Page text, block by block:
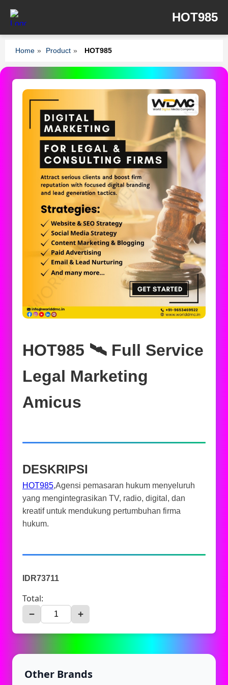
HOT985
Home » Product » HOT985
HOT985 🛰️‍ Full Service
Legal Marketing
Amicus
DESKRIPSI
HOT985,Agensi pemasaran hukum menyeluruh
yang mengintegrasikan TV, radio, digital, dan
kreatif untuk mendukung pertumbuhan firma
hukum.
IDR73711
Total:
− +
Other Brands